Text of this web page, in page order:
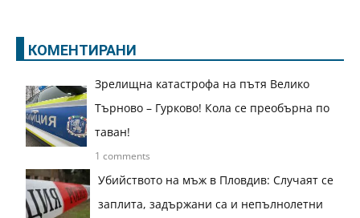
КОМЕНТИРАНИ
Зрелищна катастрофа на пътя Велико
Търново – Гурково! Кола се преобърна по
таван!
1 comments
Убийството на мъж в Пловдив: Случаят се
заплита, задържани са и непълнолетни